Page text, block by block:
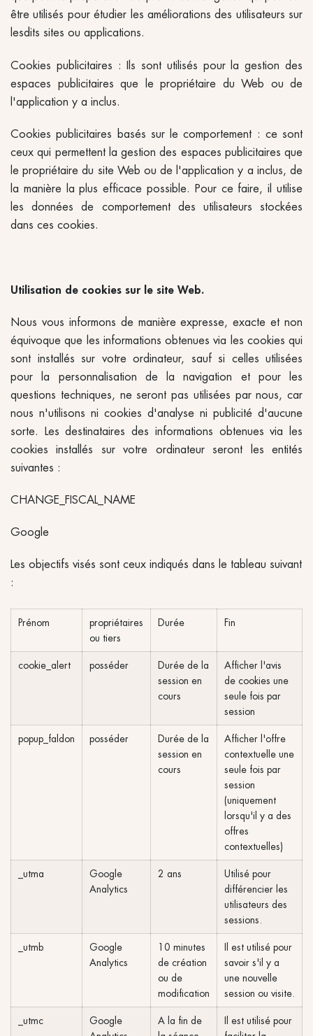
être utilisés pour étudier les améliorations des utilisateurs sur
lesdits sites ou applications.
Cookies publicitaires : Ils sont utilisés pour la gestion des
espaces publicitaires que le propriétaire du Web ou de
l'application y a inclus.
Cookies publicitaires basés sur le comportement : ce sont
ceux qui permettent la gestion des espaces publicitaires que
le propriétaire du site Web ou de l'application y a inclus, de
la manière la plus efficace possible. Pour ce faire, il utilise
les données de comportement des utilisateurs stockées
dans ces cookies.
Utilisation de cookies sur le site Web.
Nous vous informons de manière expresse, exacte et non
équivoque que les informations obtenues via les cookies qui
sont installés sur votre ordinateur, sauf si celles utilisées
pour la personnalisation de la navigation et pour les
questions techniques, ne seront pas utilisées par nous, car
nous n'utilisons ni cookies d'analyse ni publicité d'aucune
sorte. Les destinataires des informations obtenues via les
cookies installés sur votre ordinateur seront les entités
suivantes :
CHANGE_FISCAL_NAME
Google
Les objectifs visés sont ceux indiqués dans le tableau suivant
:
Prénom
propriétaires
ou tiers
Durée Fin
cookie_alert posséder
Durée de la
session en
cours
Afficher l'avis
de cookies une
seule fois par
session
popup_faldon posséder
Durée de la
session en
cours
Afficher l'offre
contextuelle une
seule fois par
session
(uniquement
lorsqu'il y a des
offres
contextuelles)
_utma
Google
Analytics
2 ans
Utilisé pour
différencier les
utilisateurs des
sessions.
_utmb
Google
Analytics
10 minutes
de création
ou de
modification
Il est utilisé pour
savoir s'il y a
une nouvelle
session ou visite.
_utmc
Google
A la fin de
Il est utilisé pour